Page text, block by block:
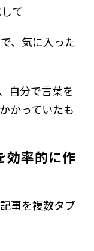
て
、気に入った
自分で言葉を
かっていたも
効率的に作
事を複数タブ